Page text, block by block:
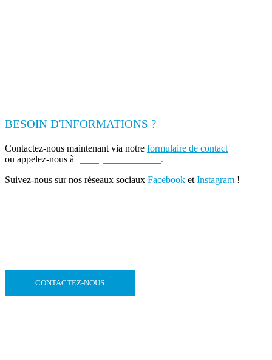
BESOIN D'INFORMATIONS ?
Contactez-nous maintenant via notre formulaire de contact
ou appelez-nous à
.
Suivez-nous sur nos réseaux sociaux Facebook et Instagram !
CONTACTEZ-NOUS